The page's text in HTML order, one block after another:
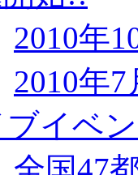
2010年
2010年
イベ